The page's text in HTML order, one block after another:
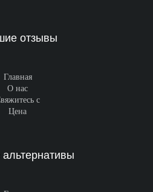
отзывы
Главная
О нас
с
Цена